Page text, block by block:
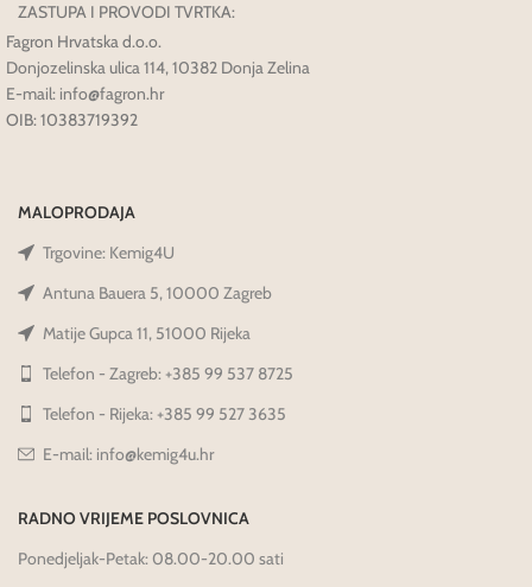
ZASTUPA I PROVODI TVRTKA:
Fagron Hrvatska d.o.o.
Donjozelinska ulica 114, 10382 Donja Zelina
E-mail: info@fagron.hr
OIB: 10383719392
MALOPRODAJA
Trgovine: Kemig4U
Antuna Bauera 5, 10000 Zagreb
Matije Gupca 11, 51000 Rijeka
Telefon - Zagreb: +385 99 537 8725
Telefon - Rijeka: +385 99 527 3635
E-mail: info@kemig4u.hr
RADNO VRIJEME POSLOVNICA
Ponedjeljak-Petak: 08.00-20.00 sati